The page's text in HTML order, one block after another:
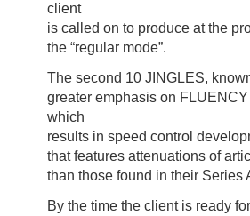
client
is called on to produce at the
the “regular mode”.
The second 10 JINGLES,
greater emphasis on
which
results in speed control
that features attenuations of
than those found in their Series
By the time the client is ready